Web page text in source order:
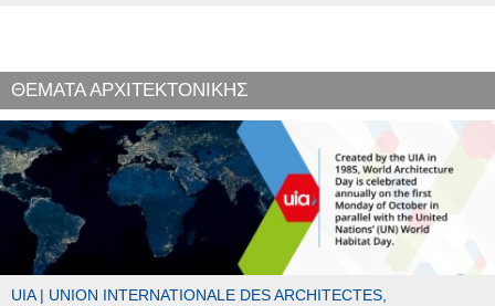
ΘΕΜΑΤΑ ΑΡΧΙΤΕΚΤΟΝΙΚΗΣ
UIA | UNION INTERNATIONALE DES ARCHITECTES,